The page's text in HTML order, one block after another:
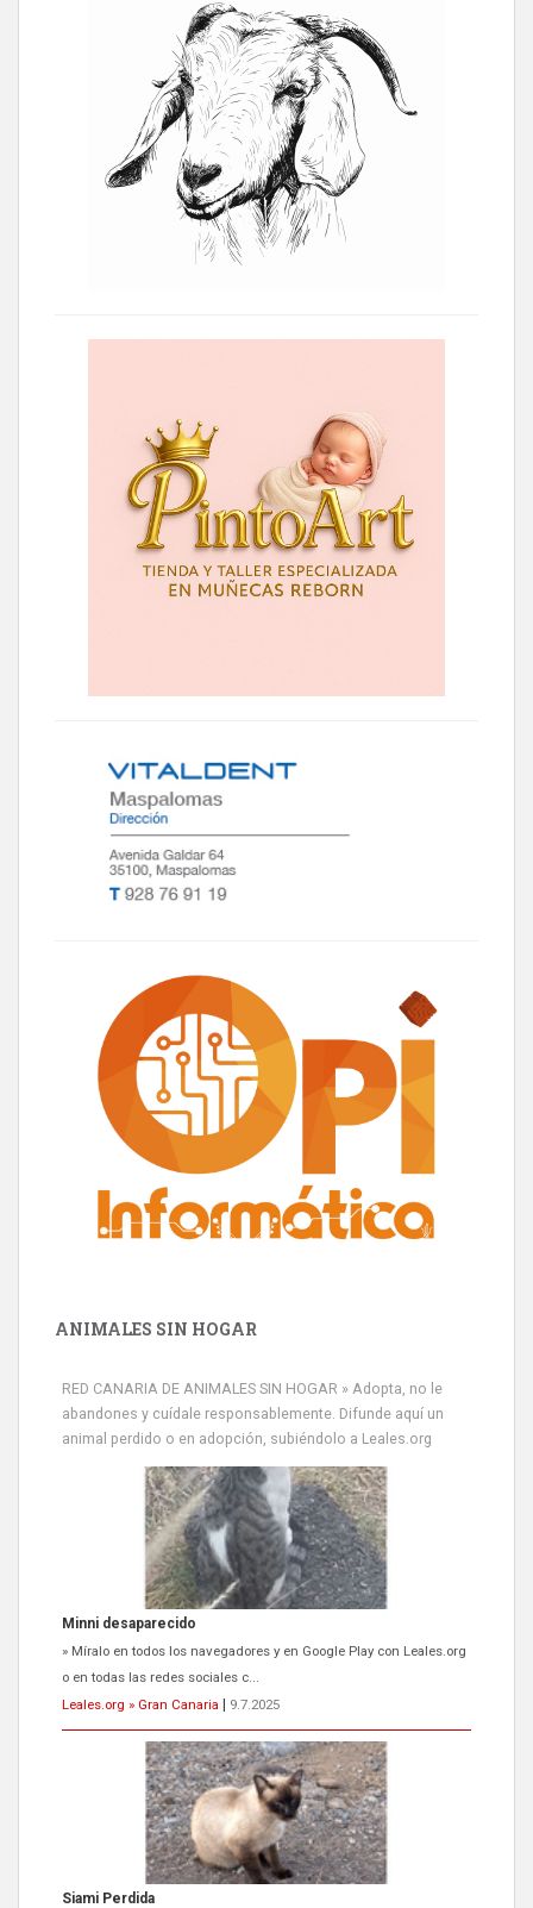
ANIMALES SIN HOGAR
RED CANARIA DE ANIMALES SIN HOGAR » Adopta, no le
abandones y cuídale responsablemente. Difunde aquí un
animal perdido o en adopción, subiéndolo a Leales.org
Siami Perdida
Se llama Siami,es hembra de 4 años,esterilizada con marca de
oreja,cariñosa,mimosa pero miedosa,e...
Leales.org » Gran Canaria
9.7.2025
ADOPCIÓN URGENTE GATA TEROR GRAN CANARIA